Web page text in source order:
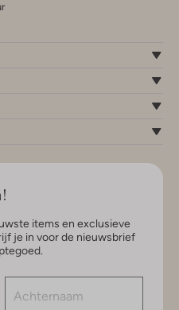
items en exclusieve
je in voor de nieuwsbrief